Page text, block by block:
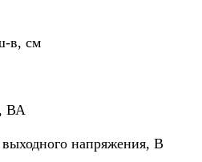
в, см
ВА
напряжения, В